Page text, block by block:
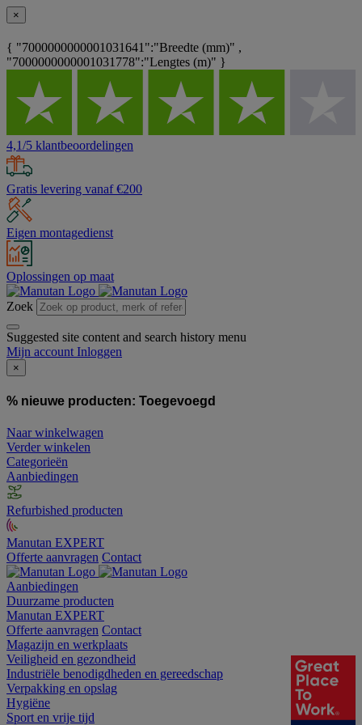
×
{ "7000000000001031641":"Breedte (mm)" ,
"7000000000001031778":"Lengtes (m)" }
4,1/5 klantbeoordelingen
Gratis levering vanaf €200
Eigen montagedienst
Oplossingen op maat
Zoek
Suggested site content and search history menu
Mijn account Inloggen
×
% nieuwe producten: Toegevoegd
Naar winkelwagen
Verder winkelen
Categorieën
Aanbiedingen
Refurbished producten
Manutan EXPERT
Offerte aanvragen Contact
Aanbiedingen
Duurzame producten
Manutan EXPERT
Offerte aanvragen Contact
Magazijn en werkplaats
Veiligheid en gezondheid
Industriële benodigdheden en gereedschap
Verpakking en opslag
Hygiëne
Sport en vrije tijd